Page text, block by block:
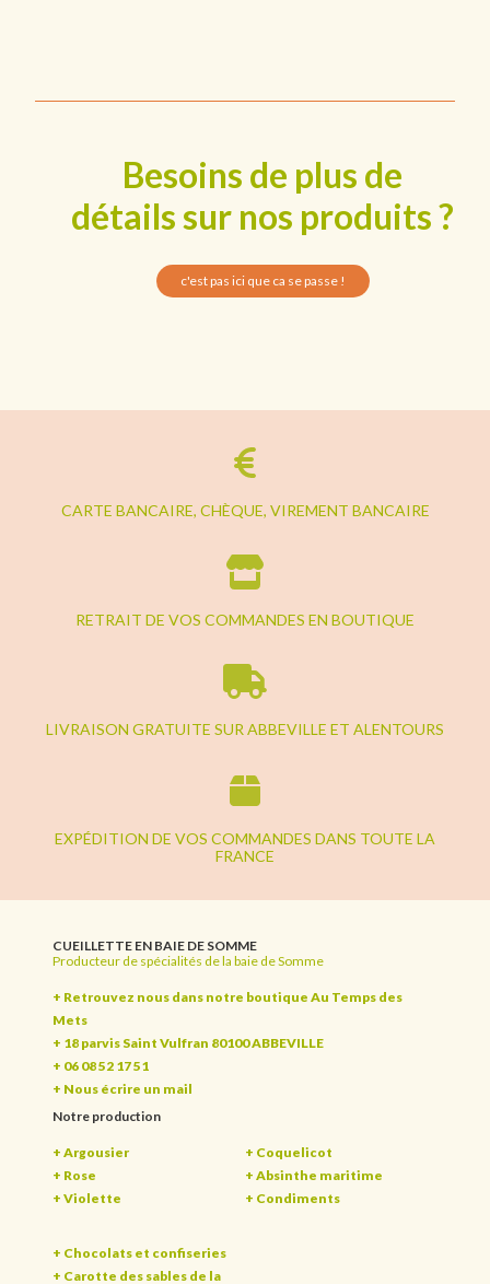
Besoins de plus de
détails sur nos produits ?
c'est pas ici que ca se passe !
CARTE BANCAIRE, CHÈQUE, VIREMENT BANCAIRE
RETRAIT DE VOS COMMANDES EN BOUTIQUE
LIVRAISON GRATUITE SUR ABBEVILLE ET ALENTOURS
EXPÉDITION DE VOS COMMANDES DANS TOUTE LA
FRANCE
CUEILLETTE EN BAIE DE SOMME
Producteur de spécialités de la baie de Somme
+ Retrouvez nous dans notre boutique Au Temps des
Mets
+ 18 parvis Saint Vulfran 80100 ABBEVILLE
+ 06 08 52 17 51
+ Nous écrire un mail
Notre production
+ Argousier
+ Rose
+ Violette
+ Coquelicot
+ Absinthe maritime
+ Condiments
+ Chocolats et confiseries
+ Carotte des sables de la